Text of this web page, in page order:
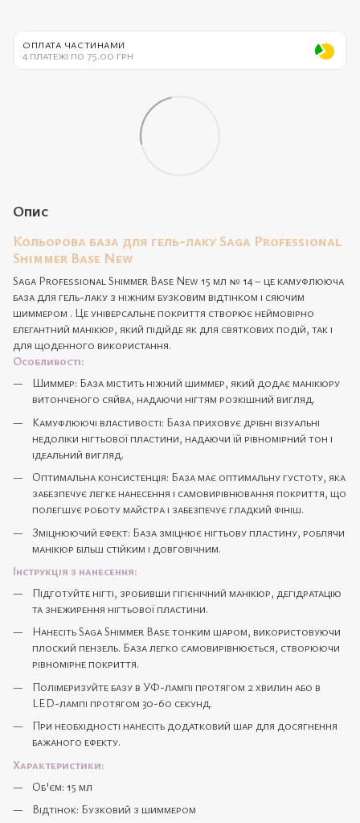
ОПЛАТА ЧАСТИНАМИ
4 платежі по 75.00 грн
Опис
Кольорова база для гель-лаку Saga Professional
Shimmer Base New
Saga Professional Shimmer Base New 15 мл № 14 – це камуфлююча
база для гель-лаку з ніжним бузковим відтінком і сяючим
шиммером . Це універсальне покриття створює неймовірно
елегантний манікюр, який підійде як для святкових подій, так і
для щоденного використання.
Особливості:
Шиммер: База містить ніжний шиммер, який додає манікюру
витонченого сяйва, надаючи нігтям розкішний вигляд.
Камуфлюючі властивості: База приховує дрібні візуальні
недоліки нігтьової пластини, надаючи їй рівномірний тон і
ідеальний вигляд.
Оптимальна консистенція: База має оптимальну густоту, яка
забезпечує легке нанесення і самовирівнювання покриття, що
полегшує роботу майстра і забезпечує гладкий фініш.
Зміцнюючий ефект: База зміцнює нігтьову пластину, роблячи
манікюр більш стійким і довговічним.
Інструкція з нанесення:
Підготуйте нігті, зробивши гігієнічний манікюр, дегідратацію
та знежирення нігтьової пластини.
Нанесіть Saga Shimmer Base тонким шаром, використовуючи
плоский пензель. База легко самовирівнюється, створюючи
рівномірне покриття.
Полімеризуйте базу в УФ-лампі протягом 2 хвилин або в
LED-лампі протягом 30-60 секунд.
При необхідності нанесіть додатковий шар для досягнення
бажаного ефекту.
Характеристики:
Об'єм: 15 мл
Відтінок: Бузковий з шиммером